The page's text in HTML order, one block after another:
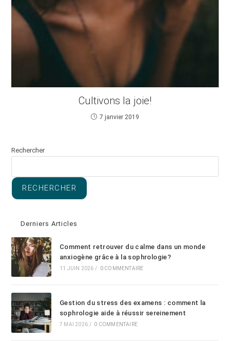
Cultivons la joie!
7 janvier 2019
Rechercher
RECHERCHER
Derniers Articles
Comment retrouver du calme dans un monde
anxiogène grâce à la sophrologie?
11 JUIN 2026 / 0 COMMENTAIRE
Gestion du stress des examens : comment la
sophrologie aide à réussir sereinement
7 MAI 2026 / 0 COMMENTAIRE